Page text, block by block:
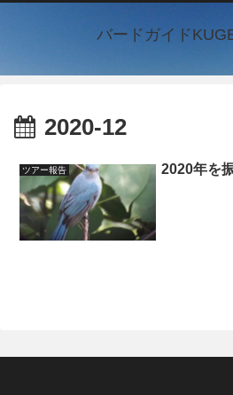
バードガイド
2020-12
ツアー報告 2020年を